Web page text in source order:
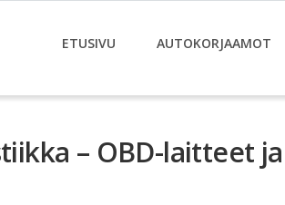
ETUSIVU AUTOKORJAAMOT
– OBD-laitteet ja